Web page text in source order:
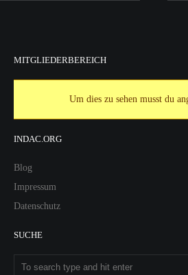
MITGLIEDERBEREICH
Um dies zu sehen musst du
INDAC.ORG
Blog
Impressum
Datenschutz
SUCHE